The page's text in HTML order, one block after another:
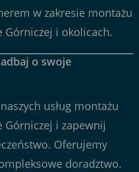
w zakresie montażu
i okolicach.
o swoje
usług montażu
i zapewnij
Oferujemy
doradztwo.